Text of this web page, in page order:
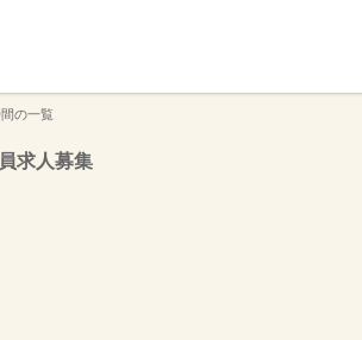
の一覧
求人募集